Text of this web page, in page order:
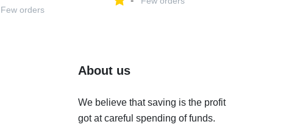
Few orders
About us
We believe that saving is the profit
got at careful spending of funds.